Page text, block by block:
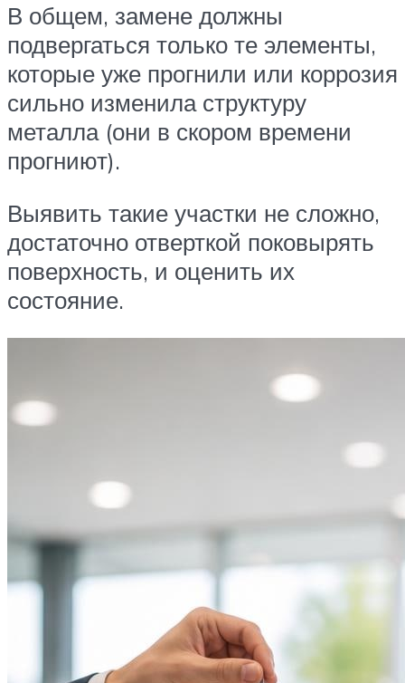
В общем, замене должны
подвергаться только те элементы,
которые уже прогнили или коррозия
сильно изменила структуру
металла (они в скором времени
прогниют).
Выявить такие участки не сложно,
достаточно отверткой поковырять
поверхность, и оценить их
состояние.